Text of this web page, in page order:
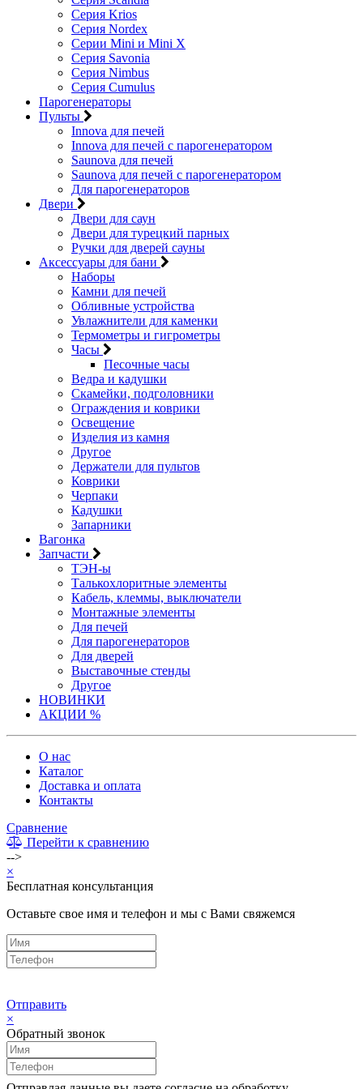
Серия Krios
Серия Nordex
Серии Mini и Mini X
Серия Savonia
Серия Nimbus
Серия Cumulus
Парогенераторы
Пульты
Innova для печей
Innova для печей с парогенератором
Saunova для печей
Saunova для печей с парогенератором
Для парогенераторов
Двери
Двери для саун
Двери для турецкий парных
Ручки для дверей сауны
Аксессуары для бани
Наборы
Камни для печей
Обливные устройства
Увлажнители для каменки
Термометры и гигрометры
Часы
Песочные часы
Ведра и кадушки
Скамейки, подголовники
Ограждения и коврики
Освещение
Изделия из камня
Другое
Держатели для пультов
Коврики
Черпаки
Кадушки
Запарники
Вагонка
Запчасти
ТЭН-ы
Талькохлоритные элементы
Кабель, клеммы, выключатели
Монтажные элементы
Для печей
Для парогенераторов
Для дверей
Выставочные стенды
Другое
НОВИНКИ
АКЦИИ %
О нас
Каталог
Доставка и оплата
Контакты
Сравнение
Перейти к сравнению
-->
×
Бесплатная консультанция
Оставьте свое имя и телефон и мы с Вами свяжемся
Отправить
×
Обратный звонок